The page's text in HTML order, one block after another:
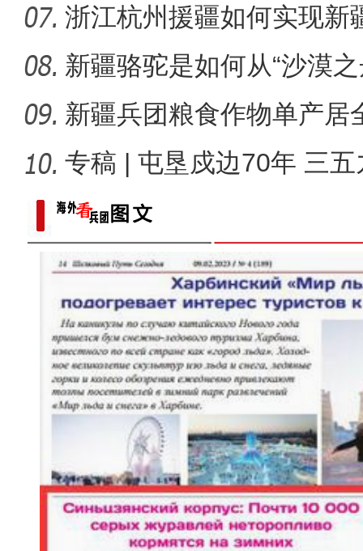
新疆莎车县2023年重点
浙江杭州援疆如何实现新
门口创
新疆骆驼是如何从“沙漠
舟”的
新疆兵团粮食作物单产居
哪些
专稿 | 屯垦戍边70年 三
海播